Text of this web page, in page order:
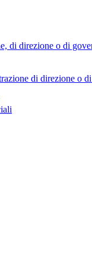
di direzione o di
di direzione o